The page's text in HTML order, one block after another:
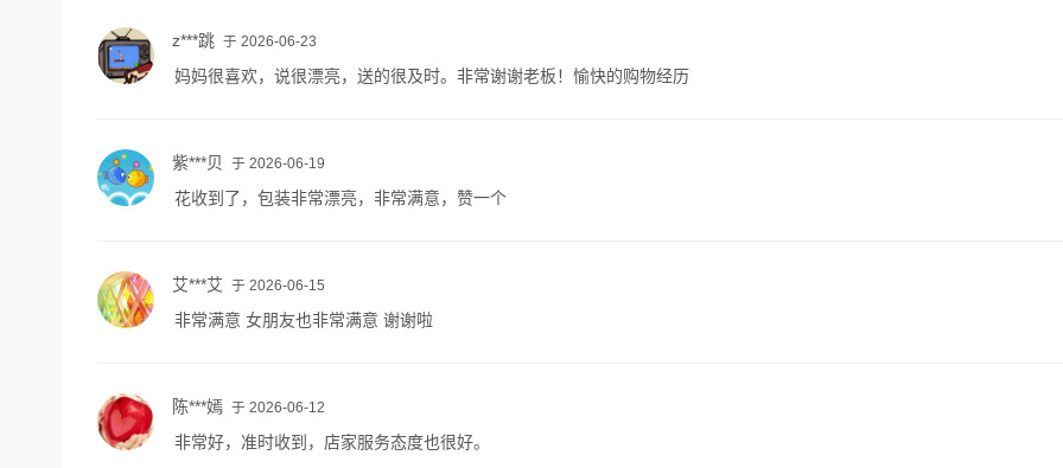
z***跳 于 2026-06-23
妈妈很喜欢，说很漂亮，送的很及时。非常谢谢老板！愉快的购物经历
紫***贝 于 2026-06-19
花收到了，包装非常漂亮，非常满意，赞一个
艾***艾 于 2026-06-15
非常满意 女朋友也非常满意 谢谢啦
陈***嫣 于 2026-06-12
非常好，准时收到，店家服务态度也很好。